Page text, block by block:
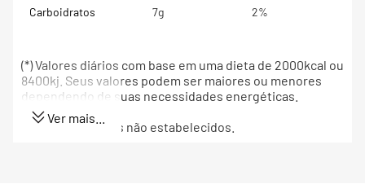
Carboidratos 7g 2%
(*) Valores diários com base em uma dieta de 2000kcal ou
8400kj. Seus valores podem ser maiores ou menores
dependendo de suas necessidades energéticas.
(**) Valores diários não estabelecidos.
Ver mais...